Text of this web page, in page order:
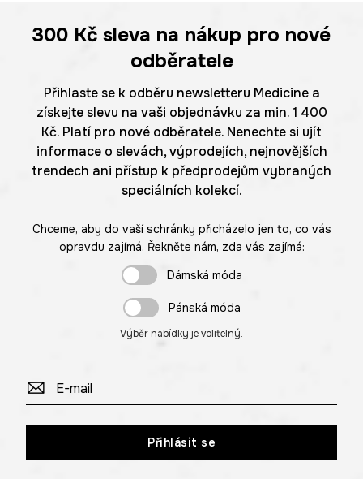
300 Kč sleva na nákup pro nové
odběratele
Přihlaste se k odběru newsletteru Medicine a
získejte slevu na vaši objednávku za min. 1 400
Kč. Platí pro nové odběratele. Nenechte si ujít
informace o slevách, výprodejích, nejnovějších
trendech ani přístup k předprodejům vybraných
speciálních kolekcí.
Chceme, aby do vaší schránky přicházelo jen to, co vás
opravdu zajímá. Řekněte nám, zda vás zajímá:
Dámská móda
Pánská móda
Výběr nabídky je volitelný.
Přihlásit se